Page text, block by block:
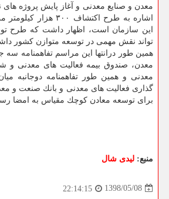
معدن و صنایع معدنی و آغاز پایش پروژه های
اشاره به طرح اكتشاف ۳۰۰
این سازمان است، اظهار داشت كه طرح
تواند نقش مهمی در توسعه متوازن كشور
همین طور درانتها این مراسم تفاهمنامه سه
معدن، صندوق بیمه فعالیت های معدنی و
معدنی و همین طور تفاهمنامه دوجانبه
گذاری فعالیت های معدنی و بانك صنعت و
برای توسعه معادن كوچك مقیاس به امضا
منبع: لیدی شال
1398/05/08
22:14:15